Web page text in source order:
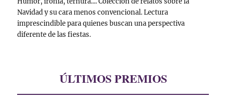
Navidad y su cara menos convencional. Lectura
imprescindible para quienes buscan una perspectiva
diferente de las fiestas.
ÚLTIMOS PREMIOS